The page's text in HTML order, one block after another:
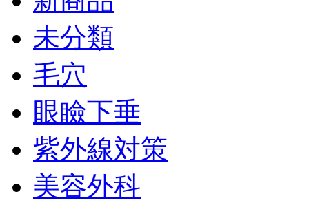
未分類
毛穴
眼瞼下垂
紫外線対策
美容外科